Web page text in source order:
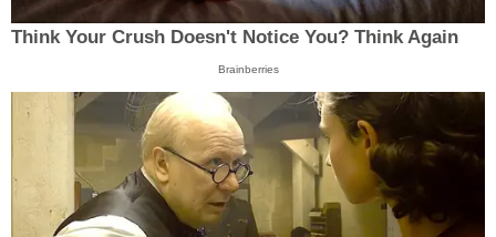
Think Your Crush Doesn't Notice You? Think Again
Brainberries